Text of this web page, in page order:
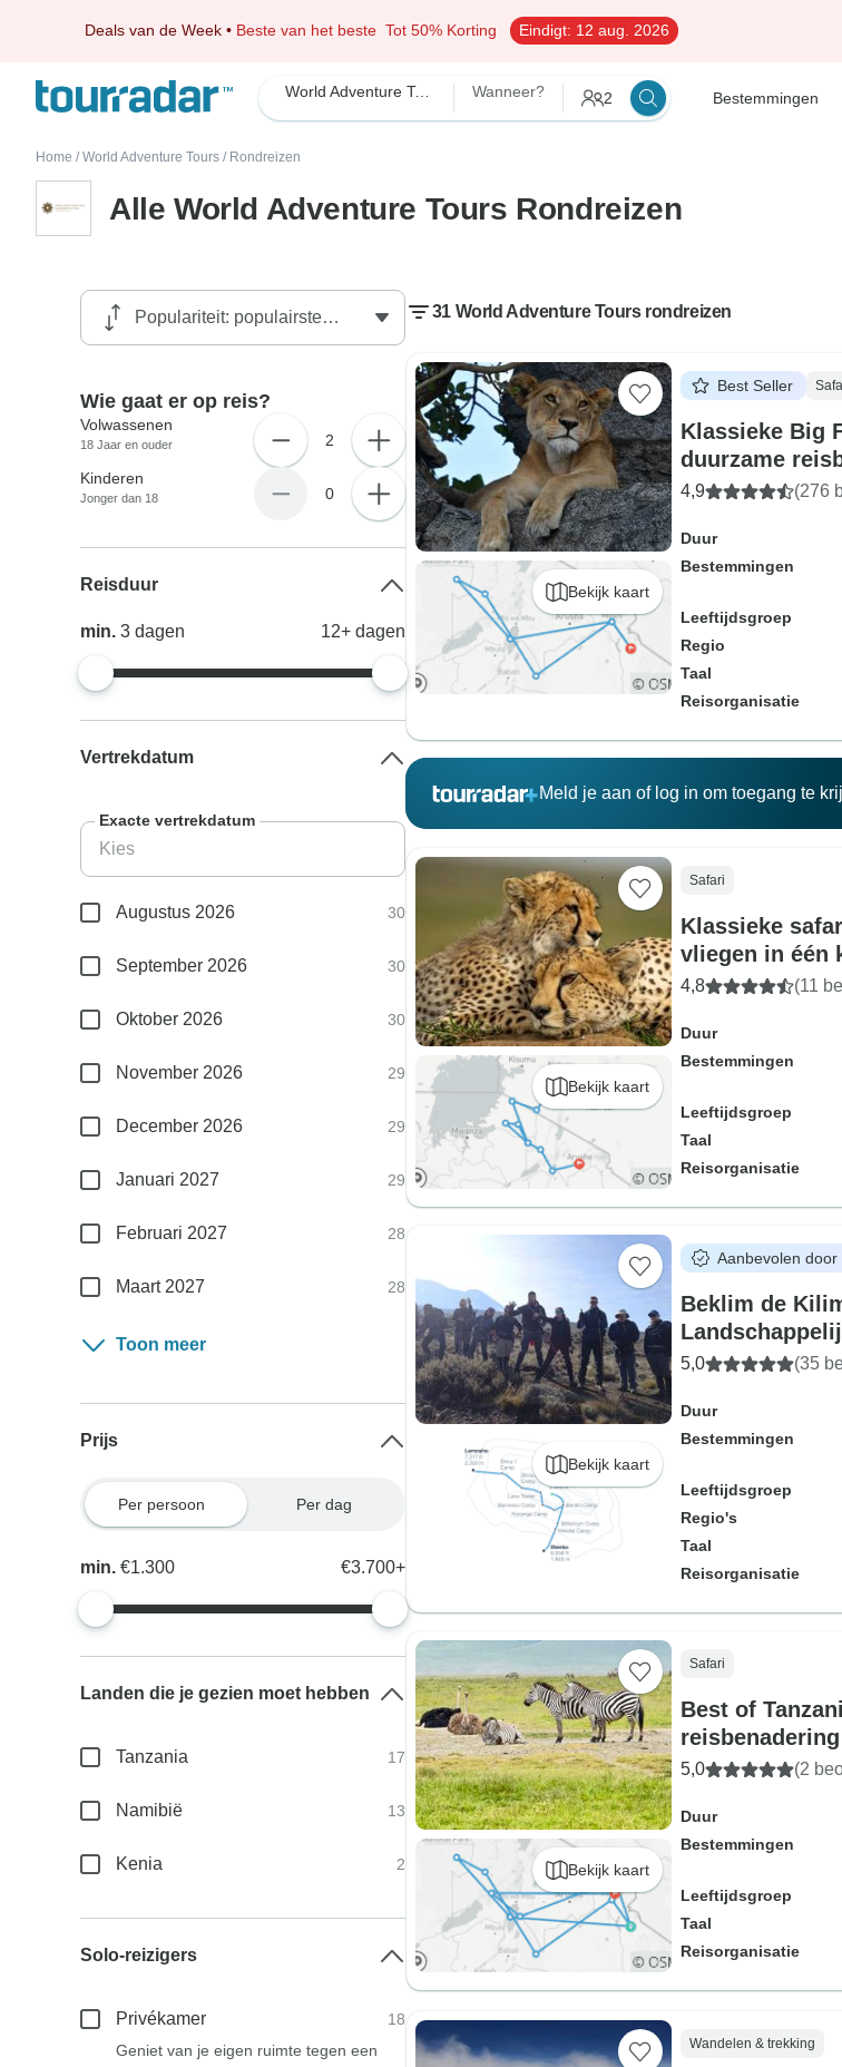
Deals van de Week • Beste van het beste Tot 50% Korting Eindigt: 12 aug. 2026
World Adventure Tours Wanneer? 2 Bestemmingen
Home / World Adventure Tours / Rondreizen
Alle World Adventure Tours Rondreizen
31 World Adventure Tours rondreizen
Bekijk kaart
Best Seller
Klassieke Big
duurzame
4,9 (276
Duur
Bestemmingen
Leeftijdsgroep
Regio
Taal
Reisorganisatie
Meld je aan of log in om toegang te
Bekijk kaart
Safari
Klassieke
vliegen in één
4,8 (11
Duur
Bestemmingen
Leeftijdsgroep
Taal
Reisorganisatie
Bekijk kaart
Aanbevolen door
Beklim de
Gidsen
5,0 (35
Duur
Bestemmingen
Leeftijdsgroep
Regio's
Taal
Reisorganisatie
Bekijk kaart
Safari
Best of
reisbenadering
5,0 (2
Duur
Bestemmingen
Leeftijdsgroep
Taal
Reisorganisatie
Wandelen & trekking
Wie gaat er op reis?
Volwassenen
18 Jaar en ouder 2
Kinderen
Jonger dan 18 0
Reisduur
min.3dagen 12+ dagen
Vertrekdatum
Exacte vertrekdatum
Augustus 2026 30
September 2026 30
Oktober 2026 30
November 2026 29
December 2026 29
Januari 2027 29
Februari 2027 28
Maart 2027 28
Toon meer
Prijs
Per persoon Per dag
min.€1.300 €3.700+
Landen die je gezien moet hebben
Tanzania 17
Namibië 13
Kenia 2
Solo-reizigers
Privékamer
18
Geniet van je eigen ruimte tegen een